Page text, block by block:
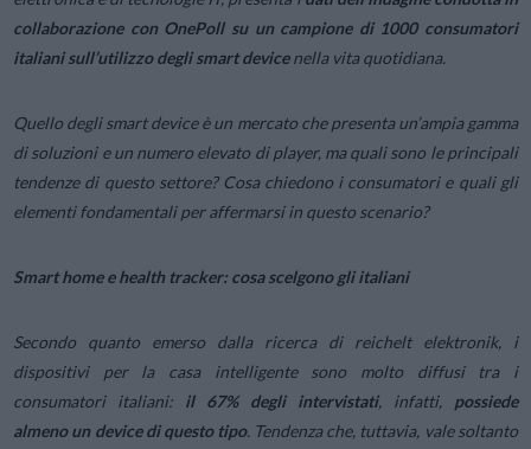
collaborazione con OnePoll su un campione di 1000 consumatori
italiani sull’utilizzo degli smart devicenella vita quotidiana.
Quello degli smart device è un mercato che presenta un’ampia gamma
di soluzioni e un numero elevato di player, ma quali sono le principali
tendenze di questo settore? Cosa chiedono i consumatori e quali gli
elementi fondamentali per affermarsi in questo scenario?
Smart home e health tracker: cosa scelgono gli italiani
Secondo quanto emerso dalla ricerca di reichelt elektronik, i
dispositivi per la casa intelligente sono molto diffusi tra i
consumatori italiani: il 67% degli intervistati, infatti, possiede
almeno un device di questo tipo. Tendenza che, tuttavia, vale soltanto